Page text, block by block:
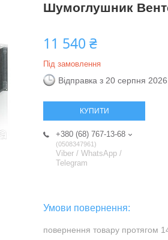
Шумоглушник
11 540 ₴
Під замовлення
Відправка з 20 серпня 2026
КУПИТИ
+380 (68) 767-13-68
0508347961
Viber / WhatsApp /
Telegram
повернення товару протягом